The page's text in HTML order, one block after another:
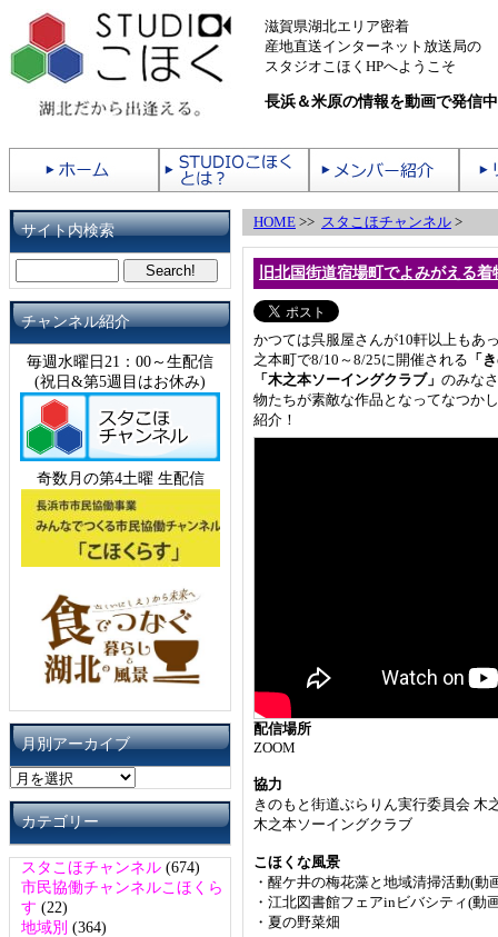
滋賀県湖北エリア密着
産地直送インターネット放送局の
スタジオこほくHPへようこそ
長浜＆米原の情報を動画で発信中
サイト内検索
チャンネル紹介
毎週水曜日21：00～生配信
(祝日&第5週目はお休み)
奇数月の第4土曜 生配信
月別アーカイブ
月
別
ア
カ
イ
ブ
カテゴリー
スタこほチャンネル (674)
市民協働チャンネルこほくら
す (22)
地域別 (364)
HOME >> スタこほチャンネル >
旧北国街道宿場町でよみがえる
かつては呉服屋さんが10軒以上もあ
之本町で8/10～8/25に開催される 「
「木之本ソーイングクラブ」 のみな
物たちが素敵な作品となってなつか
紹介！
配信場所
ZOOM
協力
きのもと街道ぶらりん実行委員会 木
木之本ソーイングクラブ
こほくな風景
・醒ケ井の梅花藻と地域清掃活動(動
・江北図書館フェアinビバシティ(動
・夏の野菜畑